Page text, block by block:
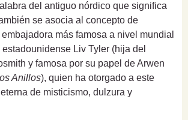
del antiguo nórdico que significa
se asocia al concepto de
más famosa a nivel mundial
Liv Tyler (hija del
y famosa por su papel de Arwen
Anillos), quien ha otorgado a este
de misticismo, dulzura y